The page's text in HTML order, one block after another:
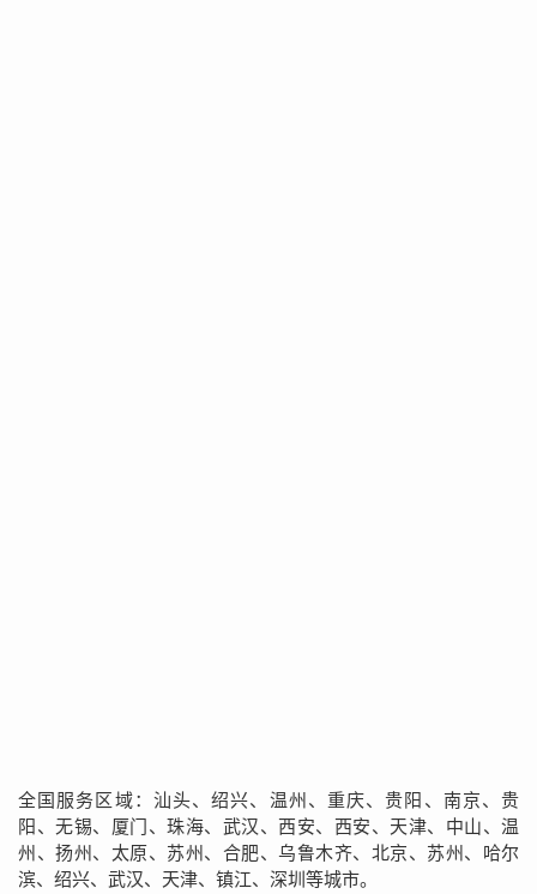
全国服务区域：汕头、绍兴、温州、重庆、贵阳、南京、贵
阳、无锡、厦门、珠海、武汉、西安、西安、天津、中山、温
州、扬州、太原、苏州、合肥、乌鲁木齐、北京、苏州、哈尔
滨、绍兴、武汉、天津、镇江、深圳等城市。